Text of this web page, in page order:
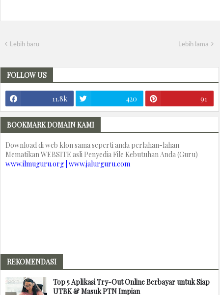
Lebih baru Lebih lama
FOLLOW US
11.8k 420 91
BOOKMARK DOMAIN KAMI
Download di web klon sama seperti anda perlahan-lahan
Mematikan WEBSITE asli Penyedia File Kebutuhan Anda (Guru)
www.ilmuguru.org | www.jalurguru.com
REKOMENDASI
Top 5 Aplikasi Try-Out Online Berbayar untuk Siap
UTBK & Masuk PTN Impian